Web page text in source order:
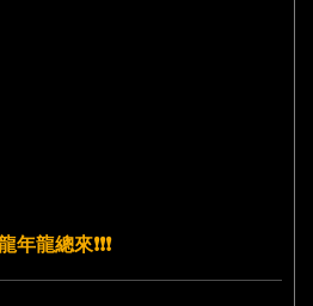
龍年龍總來❗️❗️❗️